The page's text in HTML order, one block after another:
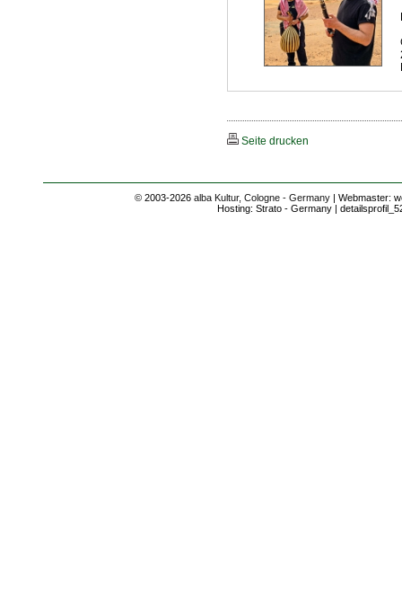
Seite drucken
© 2003-2026 alba Kultur, Cologne - Germany | Webmaster:
Hosting: Strato - Germany |